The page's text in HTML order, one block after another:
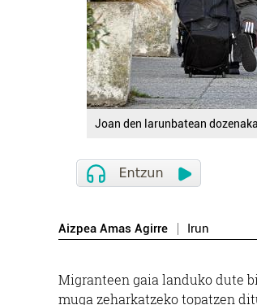
Joan den larunbatean
Aizpea Amas Agirre Irun
Migranteen gaia landuko dute
muga zeharkatzeko topatzen